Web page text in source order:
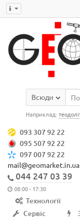
Всюди
Наприклад:
093 307 92 22
095 507 92 22
097 007 92 22
mail@geomarket.in.ua
044 247 03 39
08:00 - 17:30
Технології
Сервіс